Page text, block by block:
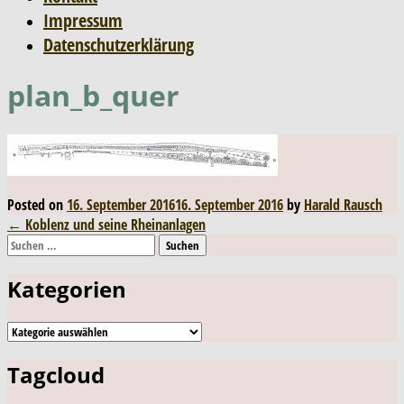
Impressum
Datenschutzerklärung
plan_b_quer
Posted on 16. September 201616. September 2016by Harald Rausch
Post
navigation
← Koblenz und seine Rheinanlagen
Suchen
nach:
Kategorien
Kategorien
Tagcloud